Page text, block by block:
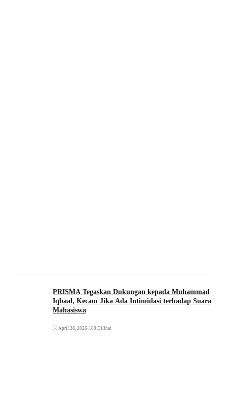
PRISMA Tegaskan Dukungan kepada Muhammad
Iqbaal, Kecam Jika Ada Intimidasi terhadap Suara
Mahasiswa
April 28, 2026•180 Dilihat